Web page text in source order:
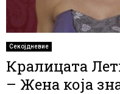
Секојдневие
Кралицата
– Жена која